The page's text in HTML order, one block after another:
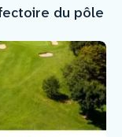
du pôle